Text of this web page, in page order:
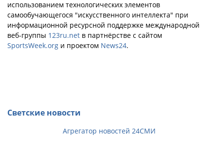
использованием технологических элементов
самообучающегося "искусственного интеллекта" при
информационной ресурсной поддержке международной
веб-группы 123ru.net в партнёрстве с сайтом
SportsWeek.org и проектом News24.
Светские новости
Агрегатор новостей 24СМИ